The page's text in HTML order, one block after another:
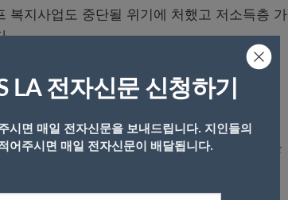
복지사업도 중단될 위기에 처했고 저소득층 가
.
금 고갈로 11월 식품지급을 중단해야 한다면
럼프 정부는 전국의 기아 위기에 처한 국민들
거부했다”고 밝혔다.
LA 전자신문 신청하기
시면 매일 전자신문을 보내드립니다. 지인들의
어주시면 매일 전자신문이 배달됩니다.